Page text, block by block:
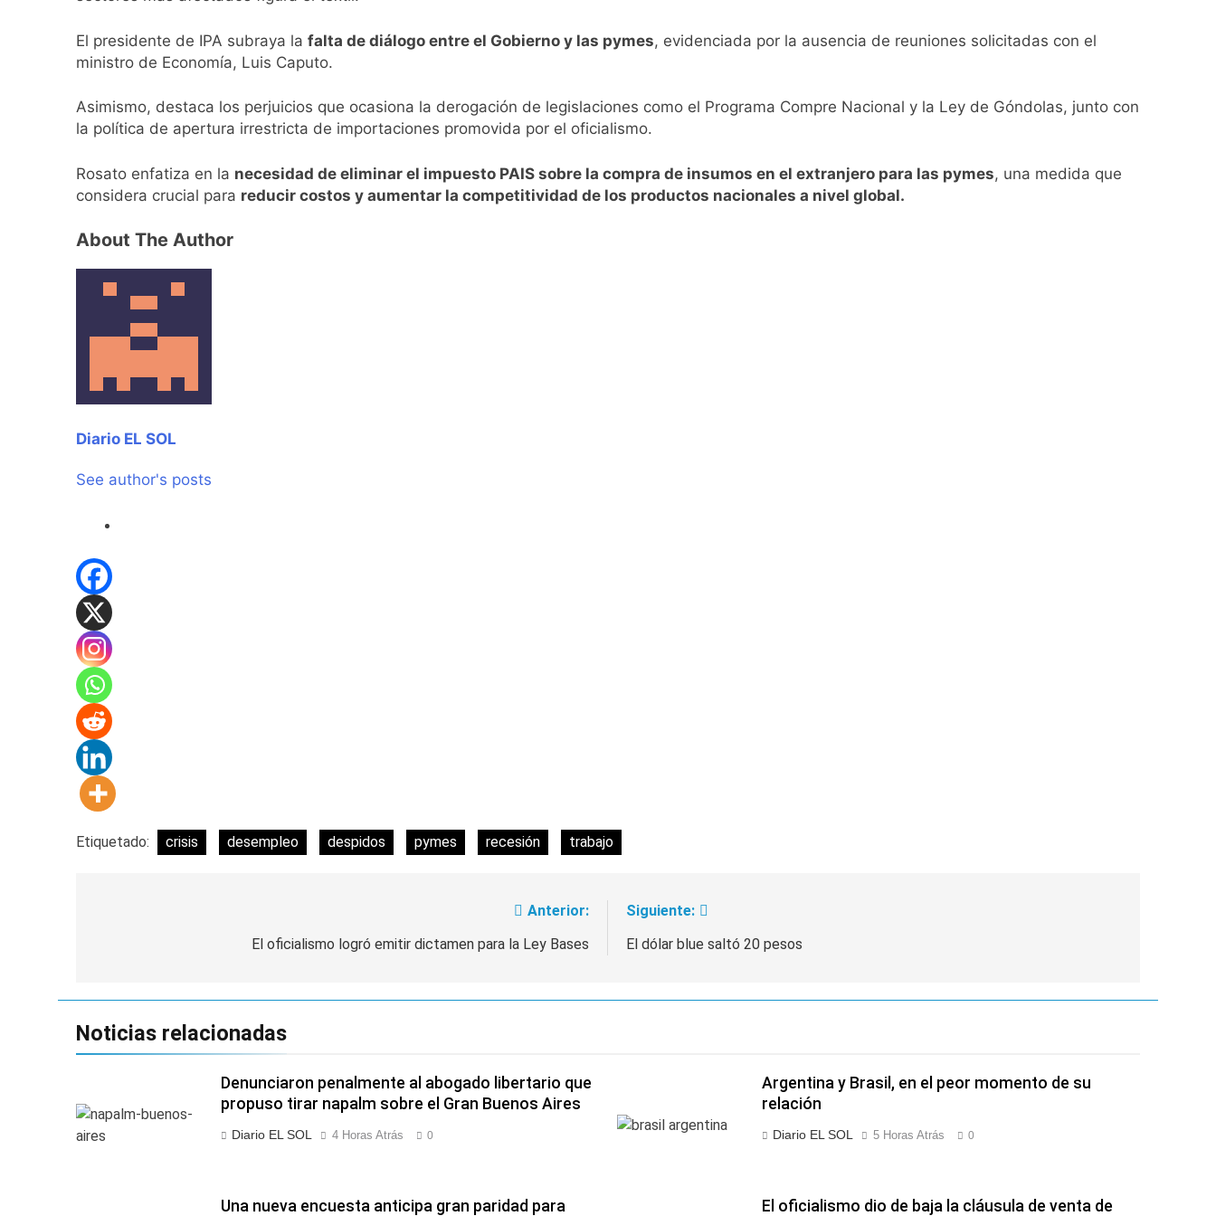
Vozinha fue presentado como nuevo refuerzo de Colo Colo y promete dar pelea por el arco
13 Horas Atrás
14 Horas Atrás
Argentina respondió a Brasil tras la rebaja diplomática y atribuyó la medida a diferencias ideológicas
Cómo estará el clima en Buenos Aires este miércoles 5 de agosto: vuelve el frío polar al AMBA
El presidente de IPA subraya la falta de diálogo entre el Gobierno y las pymes, evidenciada por la ausencia de reuniones solicitadas con el
ministro de Economía, Luis Caputo.
Asimismo, destaca los perjuicios que ocasiona la derogación de legislaciones como el Programa Compre Nacional y la Ley de Góndolas, junto con
la política de apertura irrestricta de importaciones promovida por el oficialismo.
Rosato enfatiza en la necesidad de eliminar el impuesto PAIS sobre la compra de insumos en el extranjero para las pymes, una medida que
considera crucial para reducir costos y aumentar la competitividad de los productos nacionales a nivel global.
About The Author
Diario EL SOL
See author's posts
Etiquetado: crisis desempleo despidos pymes recesión trabajo
Anterior:
El oficialismo logró emitir dictamen para la Ley Bases
Siguiente:
El dólar blue saltó 20 pesos
Noticias relacionadas
Denunciaron penalmente al abogado libertario que
propuso tirar napalm sobre el Gran Buenos Aires
Diario EL SOL 4 Horas Atrás 0
Argentina y Brasil, en el peor momento de su
relación
Diario EL SOL 5 Horas Atrás 0
Una nueva encuesta anticipa gran paridad para El oficialismo dio de baja la cláusula de venta de